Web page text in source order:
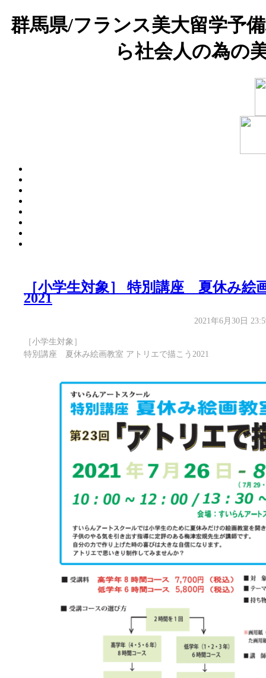
群馬県/フランス美大留学予
ら社会人の為の
［小学生対象］ 特別講座 夏休み絵
2021
2021年6月30日
［小学生対象］
特別講座 夏休み絵画教室 アトリエで描こう2021